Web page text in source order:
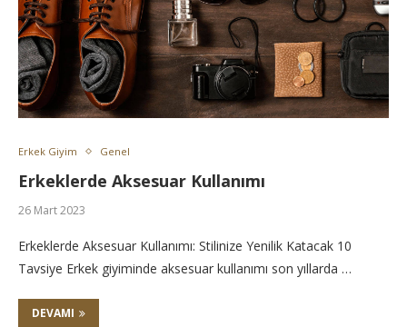
Erkek Giyim Genel
Erkeklerde Aksesuar Kullanımı
26 Mart 2023
Erkeklerde Aksesuar Kullanımı: Stilinize Yenilik Katacak 10
Tavsiye Erkek giyiminde aksesuar kullanımı son yıllarda …
DEVAMI